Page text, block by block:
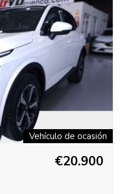
Vehículo de ocasión
€20.900